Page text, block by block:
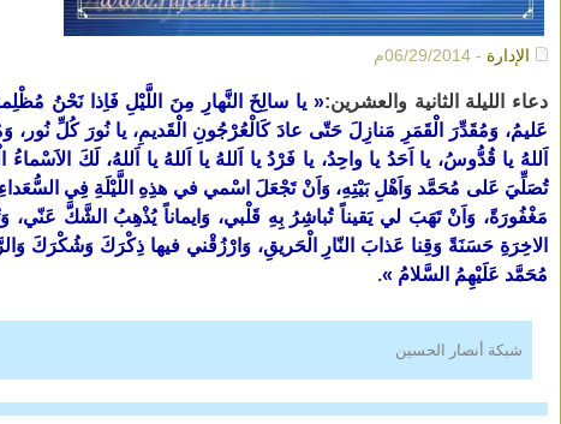
الإدارة - 06/29/2014م
دعاء الليلة الثانية والعشرين:« يا سالِخَ النَّهارِ مِنَ اللَّيْلِ فَاِذا نَحْنُ
عَليمُ، وَمُقَدِّرَ الْقَمَرِ مَنازِلَ حَتّى عادَ كَالْعُرْجُونِ الْقَديمِ، يا نُورَ كُلِّ نُور،
اَللهُ يا قُدُّوسُ، يا اَحَدُ يا واحِدُ، يا فَرْدُ يا اَللهُ يا اَللهُ يا اَللهُ، لَكَ الاَسْماءُ
تُصَلِّيَ عَلى مُحَمَّد وَاَهْلِ بَيْتِهِ، وَاَنْ تَجْعَلَ اسْمي في هذِهِ اللَّيْلَةِ فِي
مَغْفُورَةً، وَاَنْ تَهَبَ لي يَقيناً تُباشِرُ بِهِ قَلْبي، وَايماناً يُذْهِبُ الشَّكَّ
الاخِرَةِ حَسَنَةً وَقِنا عَذابَ النّارِ الْحَريقِ، وَارْزُقْني فيها ذِكْرَكَ وَشُكْرَكَ
مُحَمَّد عَلَيْهِمُ السَّلامُ ».
شبكة أنصار الحسين